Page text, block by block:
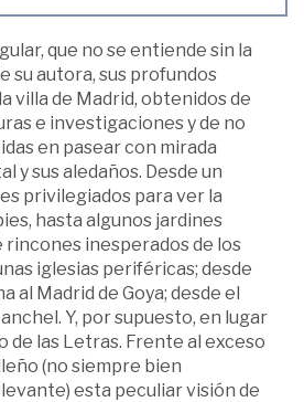
que no se entiende sin la
su autora, sus profundos
villa de Madrid, obtenidos de
e investigaciones y de no
en pasear con mirada
y sus aledaños. Desde un
privilegiados para ver la
hasta algunos jardines
rincones inesperados de los
iglesias periféricas; desde
al Madrid de Goya; desde el
Y, por supuesto, en lugar
de las Letras. Frente al exceso
(no siempre bien
esta peculiar visión de